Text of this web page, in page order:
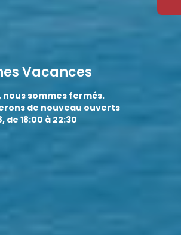
Vacances
nous sommes fermés.
de nouveau ouverts
de 18:00 à 22:30